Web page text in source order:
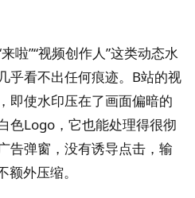
啦”“视频创作人”这类动态水
乎看不出任何痕迹。B站的视
即使水印压在了画面偏暗的
色Logo，它也能处理得很彻
告弹窗，没有诱导点击，输
外压缩。